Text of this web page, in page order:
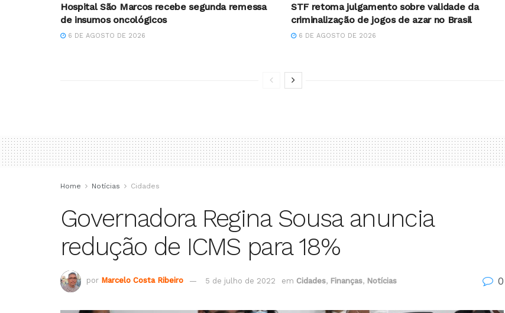
Hospital São Marcos recebe segunda remessa
de insumos oncológicos
6 DE AGOSTO DE 2026
STF retoma julgamento sobre validade da
criminalização de jogos de azar no Brasil
6 DE AGOSTO DE 2026
Home Notícias Cidades
Governadora Regina Sousa anuncia
redução de ICMS para 18%
por Marcelo Costa Ribeiro 5 de julho de 2022 em Cidades, Finanças, Notícias 0